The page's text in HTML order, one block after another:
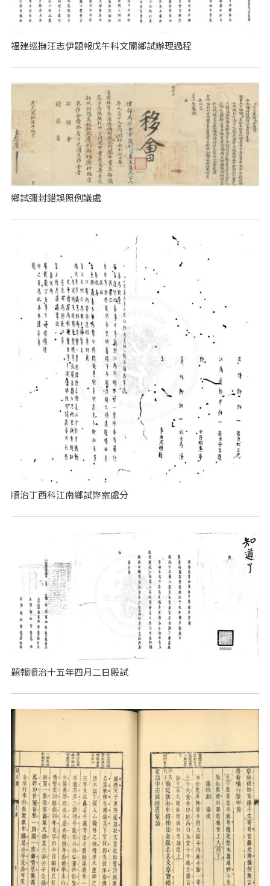
福建巡撫汪志伊題報戊午科文闈鄉試辦理過程
鄉試彌封錯誤照例議處
順治丁酉科江南鄉試弊案處分
題報順治十五年四月二日殿試